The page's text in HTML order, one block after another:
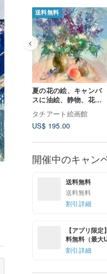
送料無料
夏の花の絵、キャンバ
スに油絵、静物、花瓶
タチアート絵画館
US$ 195.00
開催中のキャン
送料無料
送料無料
割引詳細
【アプリ限
料無料（最大
割引詳細